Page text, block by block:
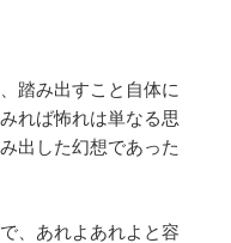
踏み出すこと自体に
れば怖れは単なる思
出した幻想であった
、あれよあれよと容